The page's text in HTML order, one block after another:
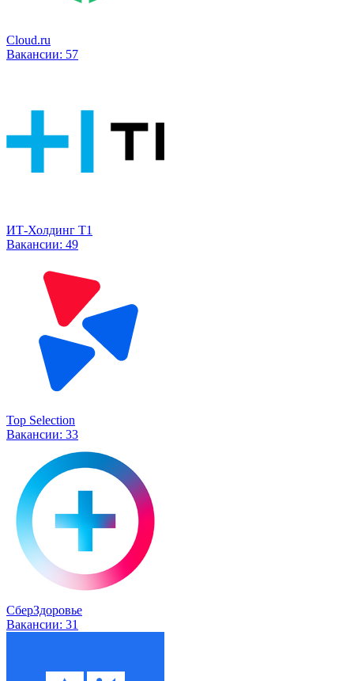
Cloud.ru
Вакансии: 57
ИТ-Холдинг Т1
Вакансии: 49
Top Selection
Вакансии: 33
СберЗдоровье
Вакансии: 31